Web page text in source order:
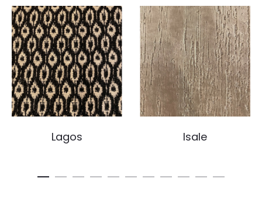
Lagos Isale